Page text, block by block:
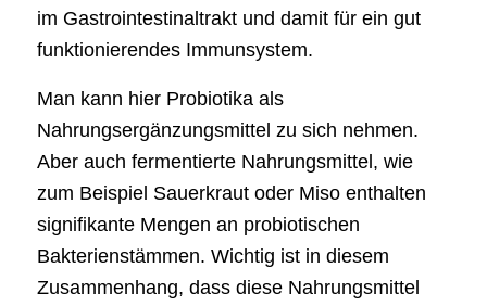
im Gastrointestinaltrakt und damit für ein gut
funktionierendes Immunsystem.
Man kann hier Probiotika als
Nahrungsergänzungsmittel zu sich nehmen.
Aber auch fermentierte Nahrungsmittel, wie
zum Beispiel Sauerkraut oder Miso enthalten
signifikante Mengen an probiotischen
Bakterienstämmen. Wichtig ist in diesem
Zusammenhang, dass diese Nahrungsmittel